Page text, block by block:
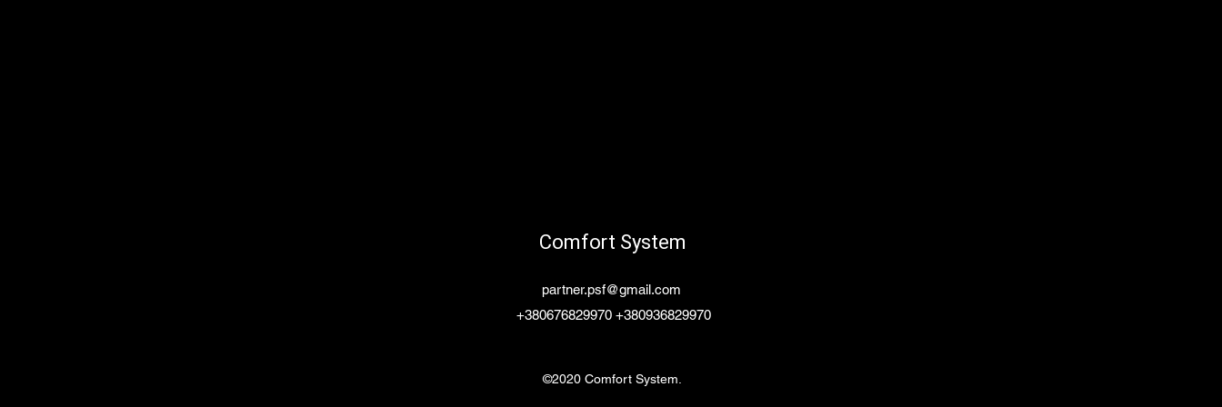
Comfort System
partner.psf@gmail.com
+380676829970 +380936829970
©2020 Comfort System.